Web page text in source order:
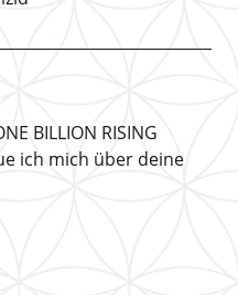
BILLION RISING
ich mich über deine